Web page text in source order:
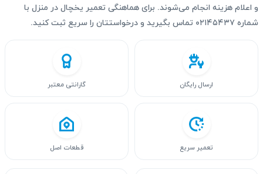
و اعلام هزینه انجام می‌شوند. برای هماهنگی تعمیر یخچال در منزل با
شماره ۰۲۱۴۵۴۳۷ تماس بگیرید و درخواستتان را سریع ثبت کنید.
ارسال رایگان گارانتی معتبر
تعمیر سریع قطعات اصل